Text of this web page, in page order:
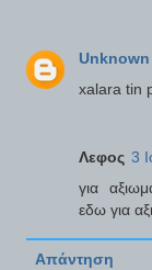
Unknown
xalara tin
Λεφος 3
για
εδω για
Απάντηση